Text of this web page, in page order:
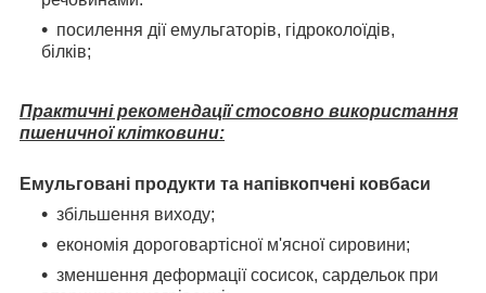
посилення дії емульгаторів, гідроколоїдів,
білків;
Практичні рекомендації стосовно використання
пшеничної клітковини:
Емульговані продукти та напівкопчені ковбаси
збільшення виходу;
економія дороговартісної м'ясної сировини;
зменшення деформації сосисок, сардельок при